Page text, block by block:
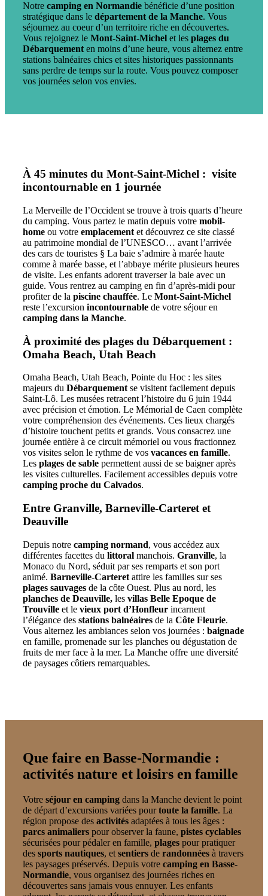
Notre camping en Normandie bénéficie d’une position
stratégique dans le département de la Manche. Vous
séjournez au coeur d’un territoire riche en découvertes.
Vous rejoignez le Mont-Saint-Michel et les plages du
Débarquementen moins d’une heure, vous alternez entre
stations balnéaires chics et sites historiques passionnants
sans perdre de temps sur la route. Vous pouvez composer
vos journées selon vos envies.
À 45 minutes du Mont-Saint-Michel : visite
incontournable en 1 journée
La Merveille de l’Occident se trouve à trois quarts d’heure
du camping. Vous partez le matin depuis votre mobil-
home ou votre emplacement et découvrez ce site classé
au patrimoine mondial de l’UNESCO… avant l’arrivée
des cars de touristes § La baie s’admire à marée haute
comme à marée basse, et l’abbaye mérite plusieurs heures
de visite. Les enfants adorent traverser la baie avec un
guide. Vous rentrez au camping en fin d’après-midi pour
profiter de la piscine chauffée. Le Mont-Saint-Michel
reste l’excursion incontournable de votre séjour en
camping dans la Manche.
À proximité des plages du Débarquement :
Omaha Beach, Utah Beach
Omaha Beach, Utah Beach, Pointe du Hoc : les sites
majeurs du Débarquement se visitent facilement depuis
Saint-Lô. Les musées retracent l’histoire du 6 juin 1944
avec précision et émotion. Le Mémorial de Caen complète
votre compréhension des événements. Ces lieux chargés
d’histoire touchent petits et grands. Vous consacrez une
journée entière à ce circuit mémoriel ou vous fractionnez
vos visites selon le rythme de vos vacances en famille.
Les plages de sable permettent aussi de se baigner après
les visites culturelles. Facilement accessibles depuis votre
camping proche du Calvados.
Entre Granville, Barneville-Carteret et
Deauville
Depuis notre camping normand, vous accédez aux
différentes facettes du littoral manchois. Granville, la
Monaco du Nord, séduit par ses remparts et son port
animé. Barneville-Carteret attire les familles sur ses
plages sauvages de la côte Ouest. Plus au nord, les
planches de Deauville, les villas Belle Epoque de
Trouville et le vieux port d’Honfleur incarnent
l’élégance des stations balnéaires de la Côte Fleurie.
Vous alternez les ambiances selon vos journées : baignade
en famille, promenade sur les planches ou dégustation de
fruits de mer face à la mer. La Manche offre une diversité
de paysages côtiers remarquables.
Que faire en Basse-Normandie :
activités nature et loisirs en famille
Votre séjour en camping dans la Manche devient le point
de départ d’excursions variées pourtoute la famille. La
région propose des activités adaptées à tous les âges :
parcs animaliers pour observer la faune, pistes cyclables
sécurisées pour pédaler en famille, plages pour pratiquer
des sports nautiques, et sentiers de randonnées à travers
les paysages préservés. Depuis votre camping en Basse-
Normandie, vous organisez des journées riches en
découvertes sans jamais vous ennuyer. Les enfants